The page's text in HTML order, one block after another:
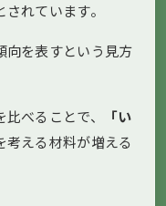
れています。
向を表すという見方
べることで、
「い
考える材料が増える